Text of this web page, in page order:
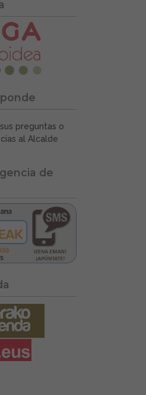
preguntas o
al Alcalde
de